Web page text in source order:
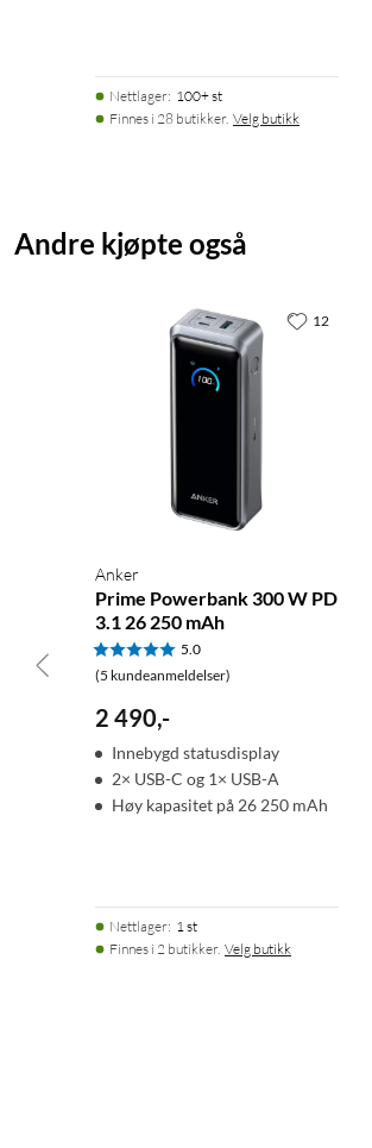
Nettlager: 100+ st
Finnes i 28 butikker. Velg butikk
Andre kjøpte også
Anker
Prime Powerbank 300 W PD
3.1 26 250 mAh
5.0
(5 kundeanmeldelser)
2 490,-
Innebygd statusdisplay
2× USB-C og 1× USB-A
Høy kapasitet på 26 250 mAh
Nettlager: 1 st
Finnes i 2 butikker. Velg butikk
12